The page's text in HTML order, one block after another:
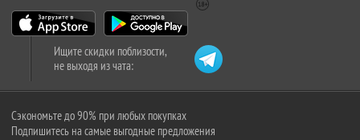
Ищите скидки поблизости,
не выходя из чата:
Сэкономьте до 90% при любых покупках
Подпишитесь на самые выгодные предложения